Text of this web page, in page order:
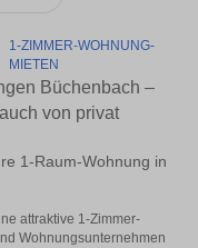
1-ZIMMER-WOHNUNG-
MIETEN
Büchenbach –
von privat
1-Raum-Wohnung in
attraktive 1-Zimmer-
Wohnungsunternehmen